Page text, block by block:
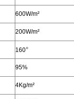
600W/m²
200W/m²
160°
95%
4Kg/m²